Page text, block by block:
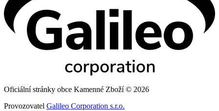
Oficiální stránky obce Kamenné Zboží © 2026
Provozovatel Galileo Corporation s.r.o.